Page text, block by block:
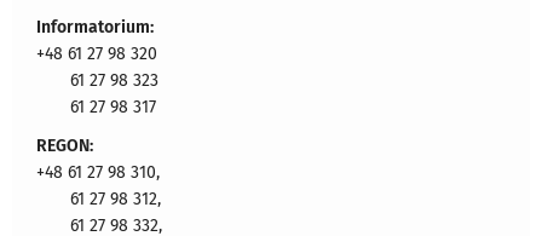
Informatorium:
+48 61 27 98 320
61 27 98 323
61 27 98 317
REGON:
+48 61 27 98 310,
61 27 98 312,
61 27 98 332,